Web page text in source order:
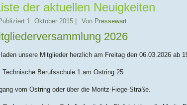
der aktuellen Neuigkeiten
1. Oktober 2015 Von Pressewart
2026
unsere Mitglieder herzlich am Freitag den 06.03.2026 ab
Technische Berufsschule 1 am Ostring 25
vom Ostring oder über die Moritz-Fiege-Straße.